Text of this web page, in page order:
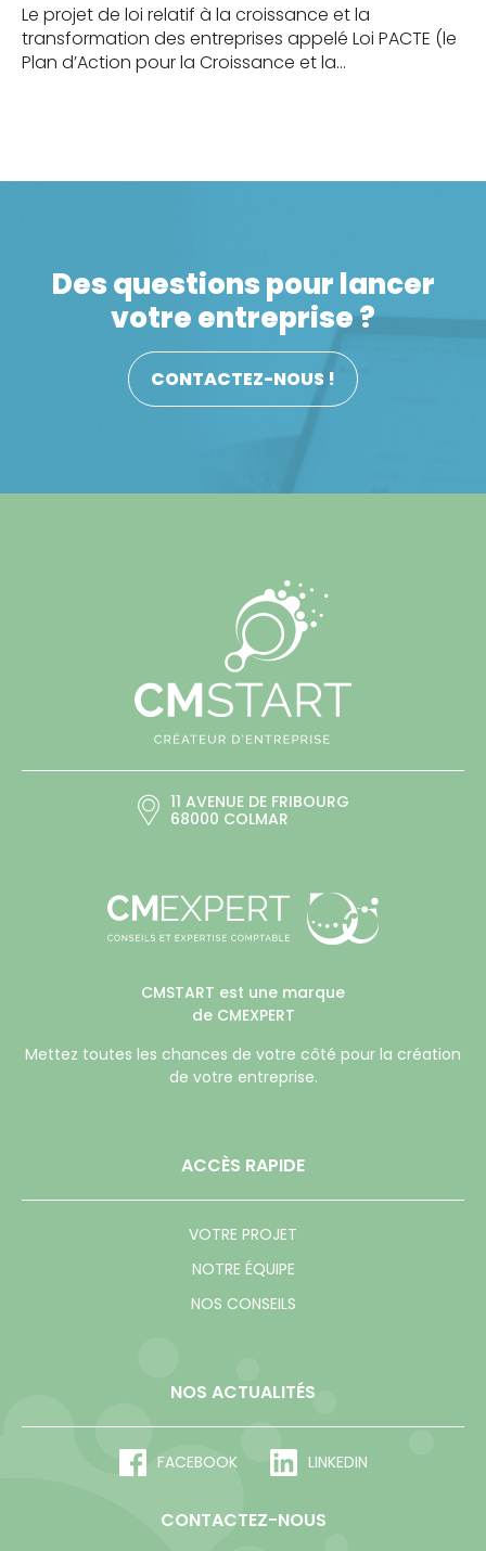
Le projet de loi relatif à la croissance et la
transformation des entreprises appelé Loi PACTE (le
Plan d’Action pour la Croissance et la
la modernisation […]
Des questions pour lancer
votre entreprise ?
CONTACTEZ-NOUS !
11 AVENUE DE FRIBOURG
68000 COLMAR
CMSTART est une marque
de CMEXPERT
Mettez toutes les chances de votre côté pour la création
de votre entreprise.
ACCÈS RAPIDE
VOTRE PROJET
NOTRE ÉQUIPE
NOS CONSEILS
NOS ACTUALITÉS
FACEBOOK LINKEDIN
CONTACTEZ-NOUS